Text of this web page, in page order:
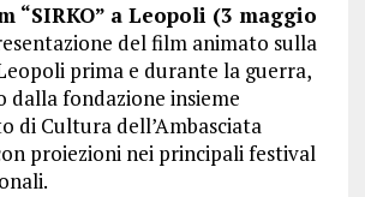
“SIRKO” a Leopoli (3 maggio
del film animato sulla
prima e durante la guerra,
dalla fondazione insieme
di Cultura dell’Ambasciata
proiezioni nei principali festival